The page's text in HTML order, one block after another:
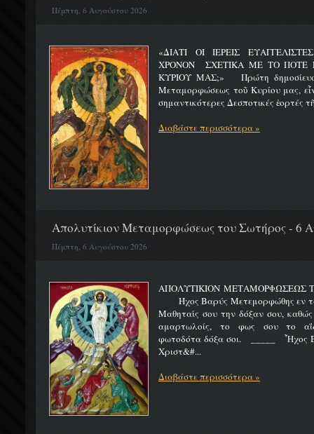
Πέμπτη, 6 Αυγούστου 2026
«ΔΙΑΤΙ ΟΙ ΙΕΡΕΙΣ
ΧΡΟΝΟΝ ΣΧΕΤΙΚΑ ΜΕ ΤΟ ΠΟΤΕ
ΚΥΡΙΟΥ ΜΑΣ;» Πρώτη
Μεταμορφώσεως τοῦ Κυρίου μας,
σημαντικότερες Δεσποτικές ἑορτές
Διαβάστε περισσότερα »
Απολυτίκιον Μεταμορφώσεως του Σωτήρος - 6
Πέμπτη, 6 Αυγούστου 2026
ΑΠΟΛΥΤΙΚΙΟΝ
Ήχος Βαρύς Μετεμορφώθης εν τω
Μαθηταίς σου την δόξαν σου,
αμαρτωλοίς, το φως σου το
φωτοδότα δόξα σοι. _____ Ἦχος
Χριστ&#...
Διαβάστε περισσότερα »